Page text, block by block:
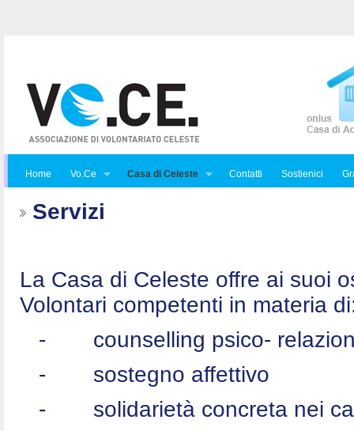
Home Vo.Ce Casa di Celeste Contatti Sostienici
Servizi
La Casa di Celeste offre ai suoi
Volontari competenti in materia
-
counselling psico-
-
sostegno affettivo
-
solidarietà concreta nei